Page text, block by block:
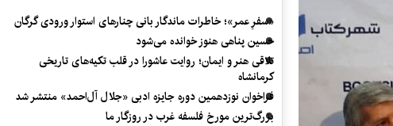
«سفرِ عمر»؛ خاطرات ماندگار بانی چنارهای استوار ورودی گرگان
حسین پناهی هنوز خوانده می‌شود
تلاقی هنر و ایمان؛ روایت عاشورا در قلب تکیه‌های تاریخی
کرمانشاه
فراخوان نوزدهمین دوره جایزه ادبی «جلال آل‌احمد» منتشر شد
بزرگ‌ترین مورخ فلسفه غرب در روزگار ما